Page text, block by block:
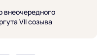
внеочередного
VII созыва